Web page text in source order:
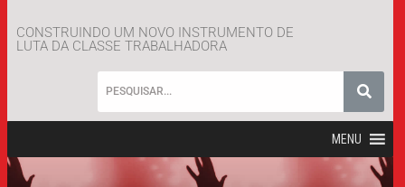
CONSTRUINDO UM NOVO INSTRUMENTO DE
LUTA DA CLASSE TRABALHADORA
MENU